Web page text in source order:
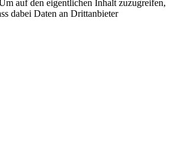
auf den eigentlichen Inhalt zuzugreifen,
dabei Daten an Drittanbieter